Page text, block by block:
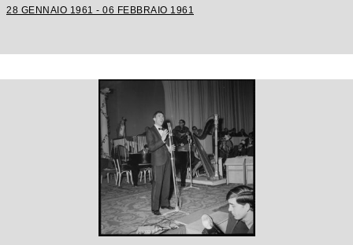
28 GENNAIO 1961 - 06 FEBBRAIO 1961